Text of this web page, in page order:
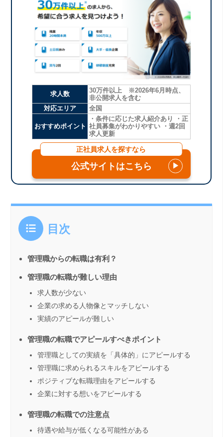
求人数
30万件以上 ※2026年6月時点、
非公開求人を含む
対応エリア
全国
おすすめポイント
・条件に応じた求人紹介あり ・正
社員募集がわかりやすい ・週2回
求人更新
正社員求人を探すなら
公式サイトはこちら ▶
目次
管理職からの転職は有利？
管理職の転職が難しい理由
求人数が少ない
企業の求める人物像とマッチしない
実績のアピールが難しい
管理職の転職でアピールすべきポイント
管理職としての実績を「具体的」にアピールする
管理職に求められるスキルをアピールする
ポジティブな転職理由をアピールする
企業に対する想いをアピールする
管理職の転職での注意点
待遇や給与が低くなる可能性がある